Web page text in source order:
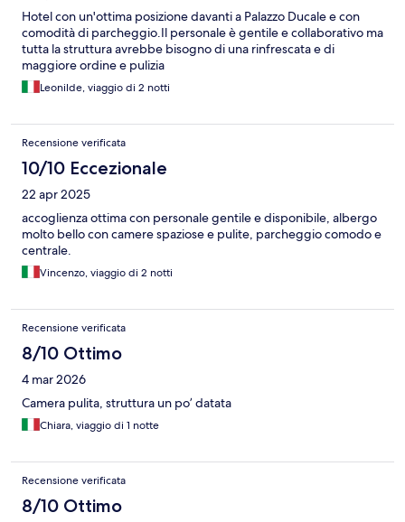
Hotel con un'ottima posizione davanti a Palazzo Ducale e con
comodità di parcheggio.Il personale è gentile e collaborativo ma
tutta la struttura avrebbe bisogno di una rinfrescata e di
maggiore ordine e pulizia
Leonilde, viaggio di 2 notti
Recensione verificata
10/10 Eccezionale
22 apr 2025
accoglienza ottima con personale gentile e disponibile, albergo
molto bello con camere spaziose e pulite, parcheggio comodo e
centrale.
Vincenzo, viaggio di 2 notti
Recensione verificata
8/10 Ottimo
4 mar 2026
Camera pulita, struttura un po’ datata
Chiara, viaggio di 1 notte
Recensione verificata
8/10 Ottimo